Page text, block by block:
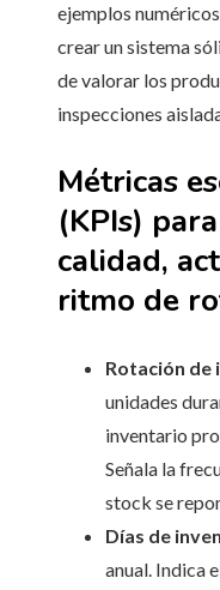
ejemplos
crear un sistema
de valorar los
inspecciones
Métricas
(KPIs)
calidad,
ritmo de
Rotación de
unidades
inventario
Señala la
stock se
Días de
anual. Indica